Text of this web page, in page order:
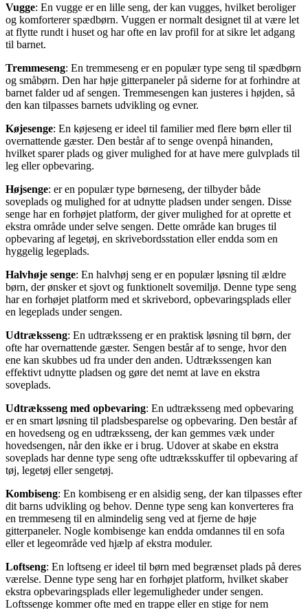
Vugge: En vugge er en lille seng, der kan vugges, hvilket beroliger
og komforterer spædbørn. Vuggen er normalt designet til at være let
at flytte rundt i huset og har ofte en lav profil for at sikre let adgang
til barnet.
Tremmeseng: En tremmeseng er en populær type seng til spædbørn
og småbørn. Den har høje gitterpaneler på siderne for at forhindre at
barnet falder ud af sengen. Tremmesengen kan justeres i højden, så
den kan tilpasses barnets udvikling og evner.
Køjesenge: En køjeseng er ideel til familier med flere børn eller til
overnattende gæster. Den består af to senge ovenpå hinanden,
hvilket sparer plads og giver mulighed for at have mere gulvplads til
leg eller opbevaring.
Højsenge: er en populær type børneseng, der tilbyder både
soveplads og mulighed for at udnytte pladsen under sengen. Disse
senge har en forhøjet platform, der giver mulighed for at oprette et
ekstra område under selve sengen. Dette område kan bruges til
opbevaring af legetøj, en skrivebordsstation eller endda som en
hyggelig legeplads.
Halvhøje senge: En halvhøj seng er en populær løsning til ældre
børn, der ønsker et sjovt og funktionelt sovemiljø. Denne type seng
har en forhøjet platform med et skrivebord, opbevaringsplads eller
en legeplads under sengen.
Udtræksseng: En udtræksseng er en praktisk løsning til børn, der
ofte har overnattende gæster. Sengen består af to senge, hvor den
ene kan skubbes ud fra under den anden. Udtrækssengen kan
effektivt udnytte pladsen og gøre det nemt at lave en ekstra
soveplads.
Udtræksseng med opbevaring: En udtræksseng med opbevaring
er en smart løsning til pladsbesparelse og opbevaring. Den består af
en hovedseng og en udtræksseng, der kan gemmes væk under
hovedsengen, når den ikke er i brug. Udover at skabe en ekstra
soveplads har denne type seng ofte udtræksskuffer til opbevaring af
tøj, legetøj eller sengetøj.
Kombiseng: En kombiseng er en alsidig seng, der kan tilpasses efter
dit barns udvikling og behov. Denne type seng kan konverteres fra
en tremmeseng til en almindelig seng ved at fjerne de høje
gitterpaneler. Nogle kombisenge kan endda omdannes til en sofa
eller et legeområde ved hjælp af ekstra moduler.
Loftseng: En loftseng er ideel til børn med begrænset plads på deres
værelse. Denne type seng har en forhøjet platform, hvilket skaber
ekstra opbevaringsplads eller legemuligheder under sengen.
Loftssenge kommer ofte med en trappe eller en stige for nem